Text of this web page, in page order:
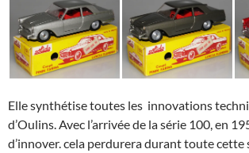
Elle synthétise toutes les innovations
d’Oulins. Avec l’arrivée de la série 100, en
d’innover. cela perdurera durant toute